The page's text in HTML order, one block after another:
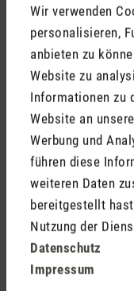
Wir verwenden
personalisieren,
anbieten zu
Website zu
Informationen zu
Website an
Werbung und
führen diese
weiteren Daten
bereitgestellt
Nutzung der
Datenschutz
Impressum
Nasenschleimhaut
Schnupfen
Kratzen im Hals
Hautreizungen
Asthma
In unserem Blog-
Pollenallergie.
Hier
Allergie-
Das Erkennen dieser
eigene Gesundheit